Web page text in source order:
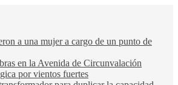
a una mujer a cargo de un punto de
en la Avenida de Circunvalación
por vientos fuertes